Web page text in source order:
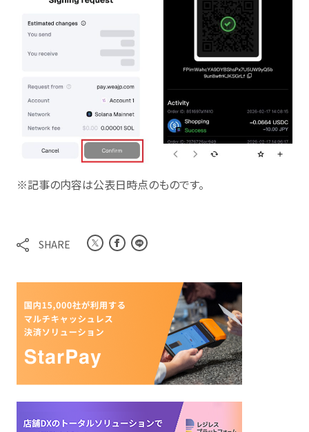
※記事の内容は公表日時点のものです。
SHARE